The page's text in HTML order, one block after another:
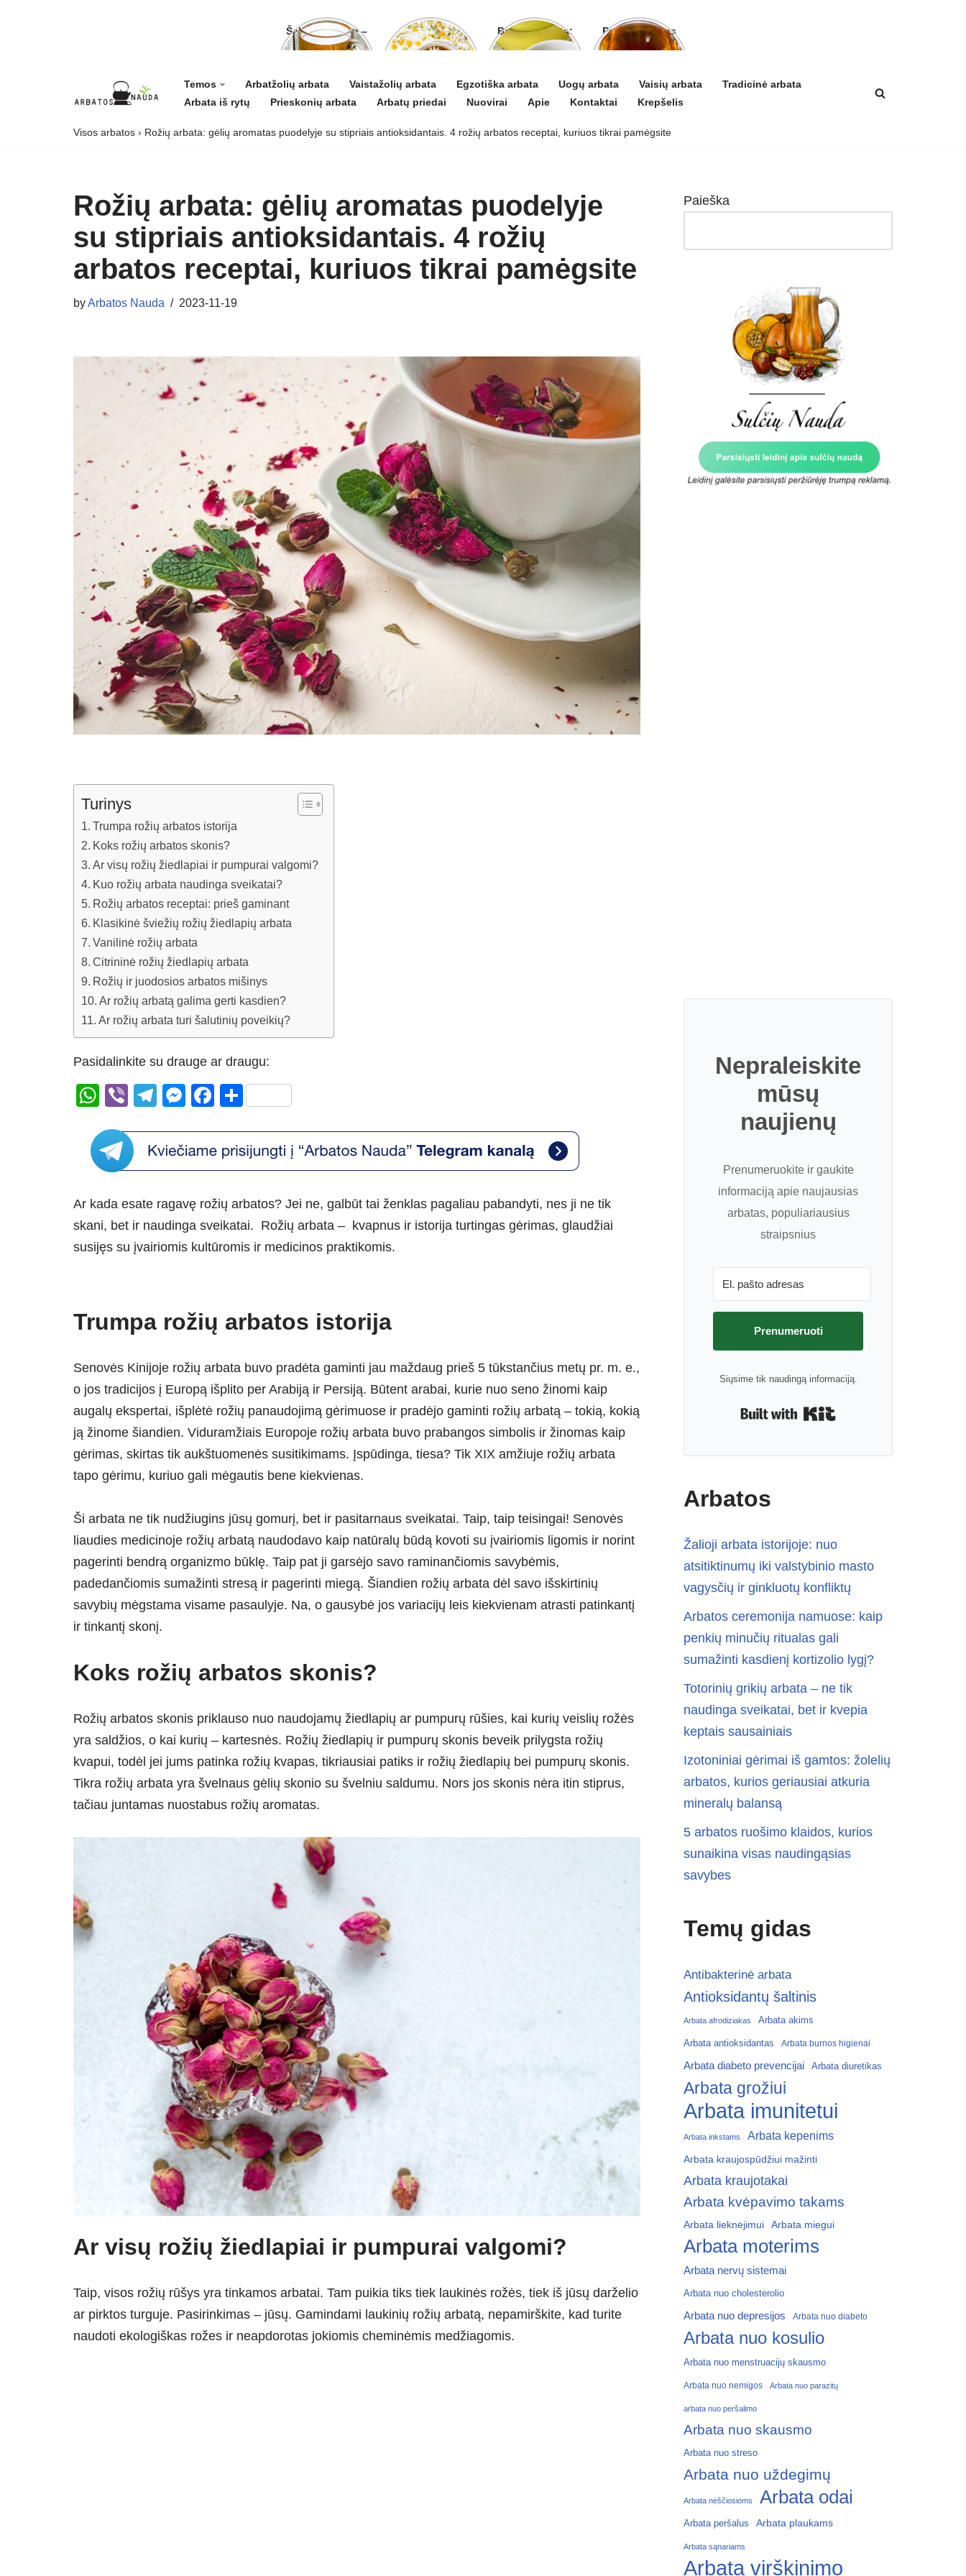
Šalavijo arbata –
ligoms gydyti ir
Ramunėlių
arbata pagelbės
Bananų arbata:
kuo ji naudinga
Pelyno arbatos
nauda ir
Temos Arbatžolių arbata Vaistažolių arbata Egzotiška arbata Uogų arbata Vaisių arbata
Tradicinė arbata
Arbata iš rytų
Prieskonių arbata Arbatų priedai Nuovirai Apie Kontaktai Krepšelis
Visos arbatos › Rožių arbata: gėlių aromatas puodelyje su stipriais antioksidantais. 4 rožių arbatos receptai, kuriuos tikrai pamėgsite
Rožių arbata: gėlių aromatas puodelyje
su stipriais antioksidantais. 4 rožių
arbatos receptai, kuriuos tikrai pamėgsite
byArbatos Nauda 2023-11-19
Turinys
Trumpa rožių arbatos istorija
Koks rožių arbatos skonis?
Ar visų rožių žiedlapiai ir pumpurai valgomi?
Kuo rožių arbata naudinga sveikatai?
Rožių arbatos receptai: prieš gaminant
Klasikinė šviežių rožių žiedlapių arbata
Vanilinė rožių arbata
Citrininė rožių žiedlapių arbata
Rožių ir juodosios arbatos mišinys
Ar rožių arbatą galima gerti kasdien?
Ar rožių arbata turi šalutinių poveikių?
Pasidalinkite su drauge ar draugu:
W
at
s
p
p
Vi
er
T
e
gr
m
M
ss
e
g
er
F
c
e
o
o
k
S
ar
e
Ar kada esate ragavę rožių arbatos? Jei ne, galbūt tai ženklas pagaliau pabandyti, nes ji ne tik
skani, bet ir naudinga sveikatai. Rožių arbata – kvapnus ir istorija turtingas gėrimas, glaudžiai
susijęs su įvairiomis kultūromis ir medicinos praktikomis.
Trumpa rožių arbatos istorija
Senovės Kinijoje rožių arbata buvo pradėta gaminti jau maždaug prieš 5 tūkstančius metų pr. m. e.,
o jos tradicijos į Europą išplito per Arabiją ir Persiją. Būtent arabai, kurie nuo seno žinomi kaip
augalų ekspertai, išplėtė rožių panaudojimą gėrimuose ir pradėjo gaminti rožių arbatą – tokią, kokią
ją žinome šiandien. Viduramžiais Europoje rožių arbata buvo prabangos simbolis ir žinomas kaip
gėrimas, skirtas tik aukštuomenės susitikimams. Įspūdinga, tiesa? Tik XIX amžiuje rožių arbata
tapo gėrimu, kuriuo gali mėgautis bene kiekvienas.
Ši arbata ne tik nudžiugins jūsų gomurį, bet ir pasitarnaus sveikatai. Taip, taip teisingai! Senovės
liaudies medicinoje rožių arbatą naudodavo kaip natūralų būdą kovoti su įvairiomis ligomis ir norint
pagerinti bendrą organizmo būklę. Taip pat ji garsėjo savo raminančiomis savybėmis,
padedančiomis sumažinti stresą ir pagerinti miegą. Šiandien rožių arbata dėl savo išskirtinių
savybių mėgstama visame pasaulyje. Na, o gausybė jos variacijų leis kiekvienam atrasti patinkantį
ir tinkantį skonį.
Koks rožių arbatos skonis?
Rožių arbatos skonis priklauso nuo naudojamų žiedlapių ar pumpurų rūšies, kai kurių veislių rožės
yra saldžios, o kai kurių – kartesnės. Rožių žiedlapių ir pumpurų skonis beveik prilygsta rožių
kvapui, todėl jei jums patinka rožių kvapas, tikriausiai patiks ir rožių žiedlapių bei pumpurų skonis.
Tikra rožių arbata yra švelnaus gėlių skonio su švelniu saldumu. Nors jos skonis nėra itin stiprus,
tačiau juntamas nuostabus rožių aromatas.
Ar visų rožių žiedlapiai ir pumpurai valgomi?
Taip, visos rožių rūšys yra tinkamos arbatai. Tam puikia tiks tiek laukinės rožės, tiek iš jūsų darželio
ar pirktos turguje. Pasirinkimas – jūsų. Gamindami laukinių rožių arbatą, nepamirškite, kad turite
naudoti ekologiškas rožes ir neapdorotas jokiomis cheminėmis medžiagomis.
Paieška
Nepraleiskite
mūsų
naujienų
Prenumeruokite ir gaukite
informaciją apie naujausias
arbatas, populiariausius
straipsnius
Prenumeruoti
Siųsime tik naudingą informaciją.
Arbatos
Žalioji arbata istorijoje: nuo
atsitiktinumų iki valstybinio masto
vagysčių ir ginkluotų konfliktų
Arbatos ceremonija namuose: kaip
penkių minučių ritualas gali
sumažinti kasdienį kortizolio lygį?
Totorinių grikių arbata – ne tik
naudinga sveikatai, bet ir kvepia
keptais sausainiais
Izotoniniai gėrimai iš gamtos: žolelių
arbatos, kurios geriausiai atkuria
mineralų balansą
5 arbatos ruošimo klaidos, kurios
sunaikina visas naudingąsias
savybes
Temų gidas
Antibakterinė arbata
Antioksidantų šaltinis
Arbata afrodiziakas Arbata akims
Arbata antioksidantas Arbata burnos higienai
Arbata diabeto prevencijai Arbata diuretikas
Arbata grožiui
Arbata imunitetui
Arbata inkstams Arbata kepenims
Arbata kraujospūdžiui mažinti
Arbata kraujotakai
Arbata kvėpavimo takams
Arbata lieknėjimui Arbata miegui
Arbata moterims
Arbata nervų sistemai
Arbata nuo cholesterolio
Arbata nuo depresijos Arbata nuo diabeto
Arbata nuo kosulio
Arbata nuo menstruacijų skausmo
Arbata nuo nemigos Arbata nuo parazitų
arbata nuo peršalimo
Arbata nuo skausmo
Arbata nuo streso
Arbata nuo uždegimų
Arbata nėščiosioms Arbata odai
Arbata peršalus Arbata plaukams
Arbata sąnariams
Arbata virškinimo